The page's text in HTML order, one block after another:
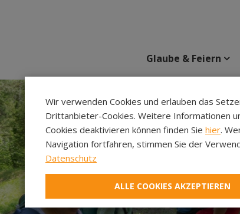
Glaube & Feiern
Wir verwenden Cookies und erlauben das
Drittanbieter-Cookies. Weitere Informationen
Cookies deaktivieren können finden Sie hier.
Navigation fortfahren, stimmen Sie der
Datenschutz
ALLE COOKIES AKZEPTIEREN